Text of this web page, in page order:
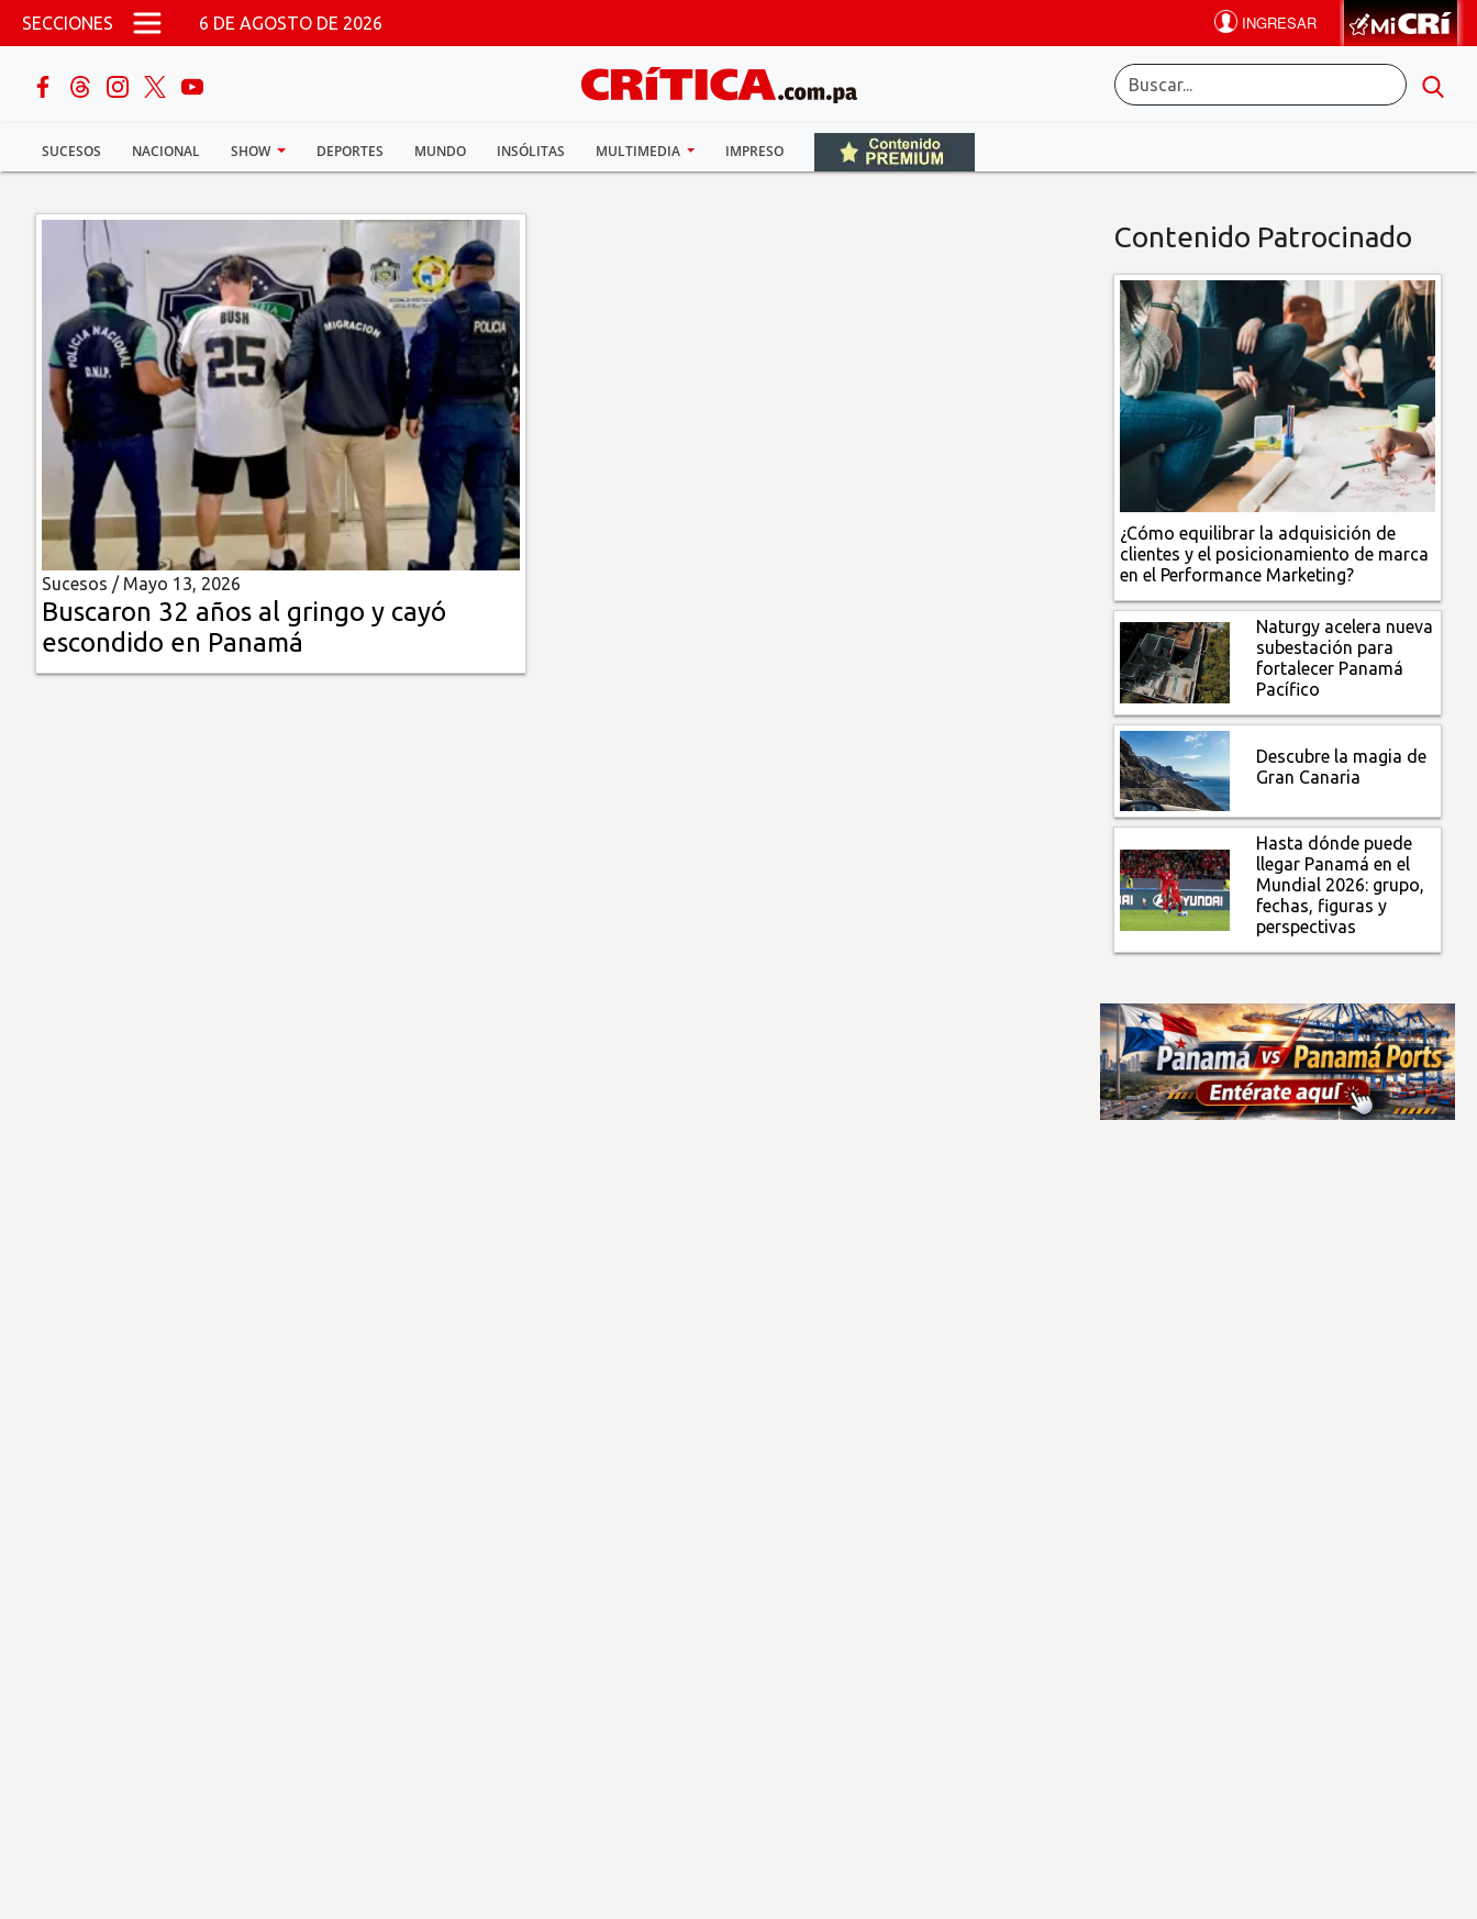
Pasar al contenido principal
SECCIONES 6 DE AGOSTO DE 2026
SUCESOS NACIONAL SHOW DEPORTES MUNDO INSÓLITAS MULTIMEDIA IMPRESO
buscar
Sucesos
Nacional
Show
Deportes
Mundo
Insólitas
Multimedia
Impreso
Sucesos / Mayo 13, 2026
Buscaron 32 años al gringo y cayó
escondido en Panamá
Contenido Patrocinado
¿Cómo equilibrar la adquisición de
clientes y el posicionamiento de marca
en el Performance Marketing?
Naturgy acelera nueva
subestación para
fortalecer Panamá
Pacífico
Descubre la magia de
Gran Canaria
Hasta dónde puede
llegar Panamá en el
Mundial 2026: grupo,
fechas, figuras y
perspectivas